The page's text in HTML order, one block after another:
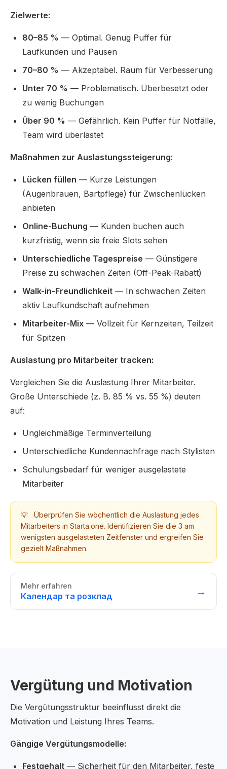
Zielwerte:
80–85 % — Optimal. Genug Puffer für
Laufkunden und Pausen
70–80 % — Akzeptabel. Raum für Verbesserung
Unter 70 % — Problematisch. Überbesetzt oder
zu wenig Buchungen
Über 90 % — Gefährlich. Kein Puffer für Notfälle,
Team wird überlastet
Maßnahmen zur Auslastungssteigerung:
Lücken füllen — Kurze Leistungen
(Augenbrauen, Bartpflege) für Zwischenlücken
anbieten
Online-Buchung — Kunden buchen auch
kurzfristig, wenn sie freie Slots sehen
Unterschiedliche Tagespreise — Günstigere
Preise zu schwachen Zeiten (Off-Peak-Rabatt)
Walk-in-Freundlichkeit — In schwachen Zeiten
aktiv Laufkundschaft aufnehmen
Mitarbeiter-Mix — Vollzeit für Kernzeiten, Teilzeit
für Spitzen
Auslastung pro Mitarbeiter tracken:
Vergleichen Sie die Auslastung Ihrer Mitarbeiter.
Große Unterschiede (z. B. 85 % vs. 55 %) deuten
auf:
Ungleichmäßige Terminverteilung
Unterschiedliche Kundennachfrage nach Stylisten
Schulungsbedarf für weniger ausgelastete
Mitarbeiter
💡
Überprüfen Sie wöchentlich die Auslastung jedes
Mitarbeiters in Starta.one. Identifizieren Sie die 3 am
wenigsten ausgelasteten Zeitfenster und ergreifen Sie
gezielt Maßnahmen.
Mehr erfahren
Календар та розклад →
Vergütung und Motivation
Die Vergütungsstruktur beeinflusst direkt die
Motivation und Leistung Ihres Teams.
Gängige Vergütungsmodelle:
Festgehalt — Sicherheit für den Mitarbeiter, feste